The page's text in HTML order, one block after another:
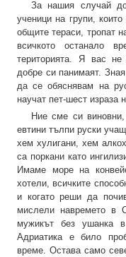
За нашия случай
ученици на групи,
общите тераси, тропат
всичкото останало
територията. Я вас
добре си панимаят.
да се обяснявам на
научат пет-шест израза
Ние сме си
евтини тълпи руски
хем хулигани, хем
са поркани като
Имаме море на
хотели, всичките
и когато реши да
мислели навремето
мужикът без ушанка
Адриатика е било
време. Остава само